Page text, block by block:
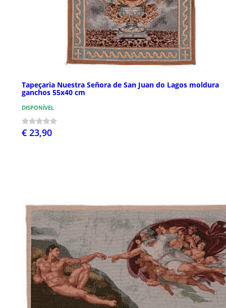
Tapeçaria Nuestra Señora de San Juan do Lagos moldura
ganchos 55x40 cm
DISPONÍVEL
€ 23,90